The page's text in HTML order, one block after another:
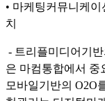
• 마케팅커뮤니케
치
- 트리플미디어기
은 마컴통합에서 중
모바일기반의 O2O